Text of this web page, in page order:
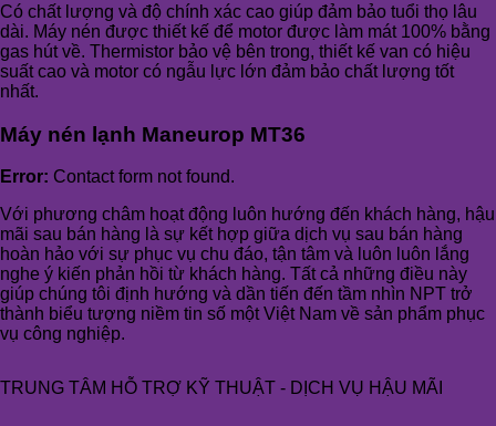
Có chất lượng và độ chính xác cao giúp đảm bảo tuổi thọ lâu
dài. Máy nén được thiết kế để motor được làm mát 100% bằng
gas hút về. Thermistor bảo vệ bên trong, thiết kế van có hiệu
suất cao và motor có ngẫu lực lớn đảm bảo chất lượng tốt
nhất.
Máy nén lạnh Maneurop MT36
Error: Contact form not found.
Với phương châm hoạt động luôn hướng đến khách hàng, hậu
mãi sau bán hàng là sự kết hợp giữa dịch vụ sau bán hàng
hoàn hảo với sự phục vụ chu đáo, tận tâm và luôn luôn lắng
nghe ý kiến phản hồi từ khách hàng. Tất cả những điều này
giúp chúng tôi định hướng và dần tiến đến tầm nhìn NPT trở
thành biểu tượng niềm tin số một Việt Nam về sản phẩm phục
vụ công nghiệp.
TRUNG TÂM HỖ TRỢ KỸ THUẬT - DỊCH VỤ HẬU MÃI